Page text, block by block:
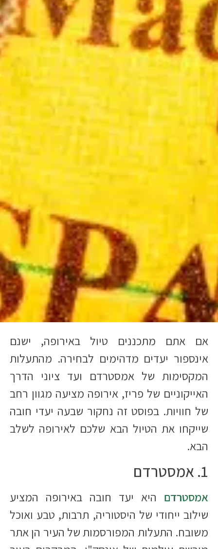
אם אתם מתכננים טיול באירופה, ישנם
אינספור יעדים מדהימים לבחירה. מהתעלות
המקסימות של אמסטרדם ועד ציוני הדרך
האייקוניים של פריז, אירופה מציעה מגוון רחב
של חוויות. בפוסט זה נחקור שבעה יעדי חובה
שייקחו את הטיול הבא שלכם לאירופה לשלב
הבא.
1. אמסטרדם
אמסטרדם היא יעד חובה באירופה המציע
שילוב ייחודי של היסטוריה, תרבות, טבע ואוכל
משובח. התעלות המפורסמות של העיר הן אתר